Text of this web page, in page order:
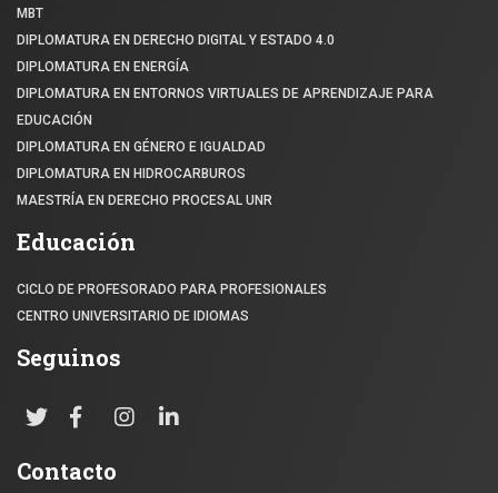
MBT
DIPLOMATURA EN DERECHO DIGITAL Y ESTADO 4.0
DIPLOMATURA EN ENERGÍA
DIPLOMATURA EN ENTORNOS VIRTUALES DE APRENDIZAJE PARA
EDUCACIÓN
DIPLOMATURA EN GÉNERO E IGUALDAD
DIPLOMATURA EN HIDROCARBUROS
MAESTRÍA EN DERECHO PROCESAL UNR
Educación
CICLO DE PROFESORADO PARA PROFESIONALES
CENTRO UNIVERSITARIO DE IDIOMAS
Seguinos
Contacto